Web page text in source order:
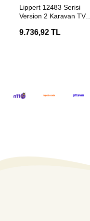
Lippert 12483 Serisi
Version 2 Karavan TV
9.736,92 TL